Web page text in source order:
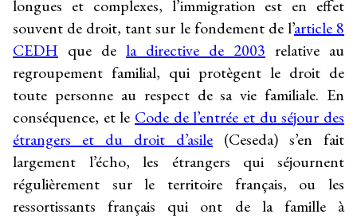
longues et complexes, l’immigration est en effet
souvent de droit, tant sur le fondement de l’article 8
CEDH que de la directive de 2003 relative au
regroupement familial, qui protègent le droit de
toute personne au respect de sa vie familiale. En
conséquence, et le Code de l’entrée et du séjour des
étrangers et du droit d’asile (Ceseda) s’en fait
largement l’écho, les étrangers qui séjournent
régulièrement sur le territoire français, ou les
ressortissants français qui ont de la famille à